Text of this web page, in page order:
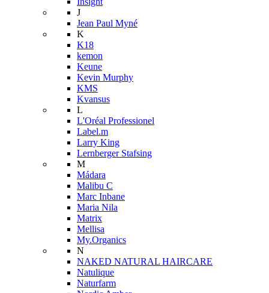
J
Jean Paul Myné
K
K18
kemon
Keune
Kevin Murphy
KMS
Kvansus
L
L'Oréal Professionel
Label.m
Larry King
Lernberger Stafsing
M
Mádara
Malibu C
Marc Inbane
Maria Nila
Matrix
Mellisa
My.Organics
N
NAKED NATURAL HAIRCARE
Natulique
Naturfarm